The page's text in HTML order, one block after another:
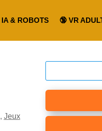
IA & ROBOTS 🔞 VR
, Jeux